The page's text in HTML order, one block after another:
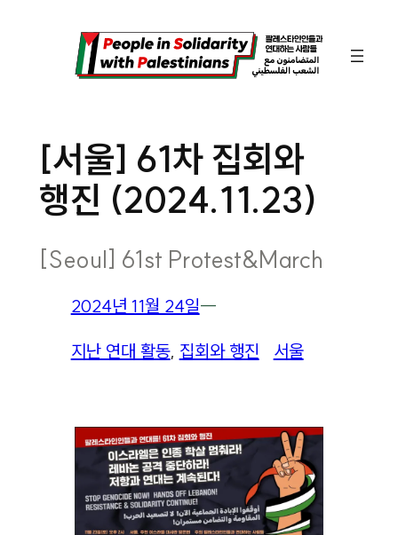
[서울] 61차 집회와
행진 (2024.11.23)
[Seoul] 61st Protest&March
2024년 11월 24일―
지난 연대 활동, 집회와 행진 서울